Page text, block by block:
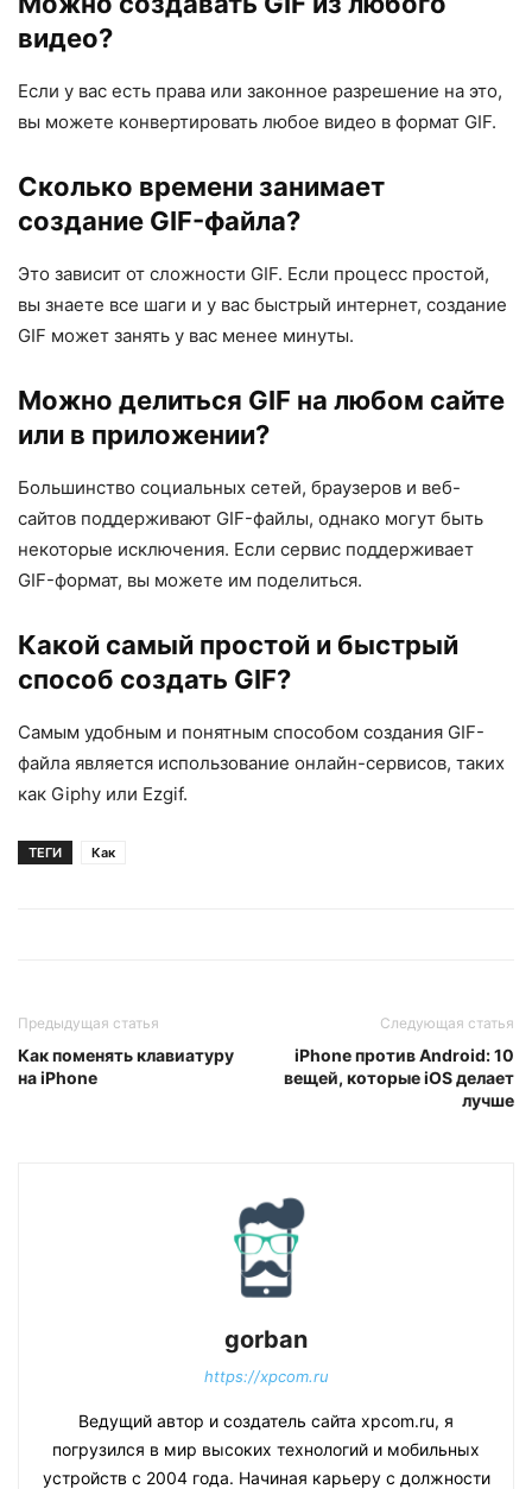
видео?
Если у вас есть права или законное разрешение на это,
вы можете конвертировать любое видео в формат GIF.
Сколько времени занимает
создание GIF-файла?
Это зависит от сложности GIF. Если процесс простой,
вы знаете все шаги и у вас быстрый интернет, создание
GIF может занять у вас менее минуты.
Можно делиться GIF на любом сайте
или в приложении?
Большинство социальных сетей, браузеров и веб-
сайтов поддерживают GIF-файлы, однако могут быть
некоторые исключения. Если сервис поддерживает
GIF-формат, вы можете им поделиться.
Какой самый простой и быстрый
способ создать GIF?
Самым удобным и понятным способом создания GIF-
файла является использование онлайн-сервисов, таких
как Giphy или Ezgif.
ТЕГИ Как
Предыдущая статья
Как поменять клавиатуру
на iPhone
Следующая статья
iPhone против Android: 10
вещей, которые iOS делает
лучше
gorban
https://xpcom.ru
Ведущий автор и создатель сайта xpcom.ru, я
погрузился в мир высоких технологий и мобильных
устройств с 2004 года. Начиная карьеру с должности